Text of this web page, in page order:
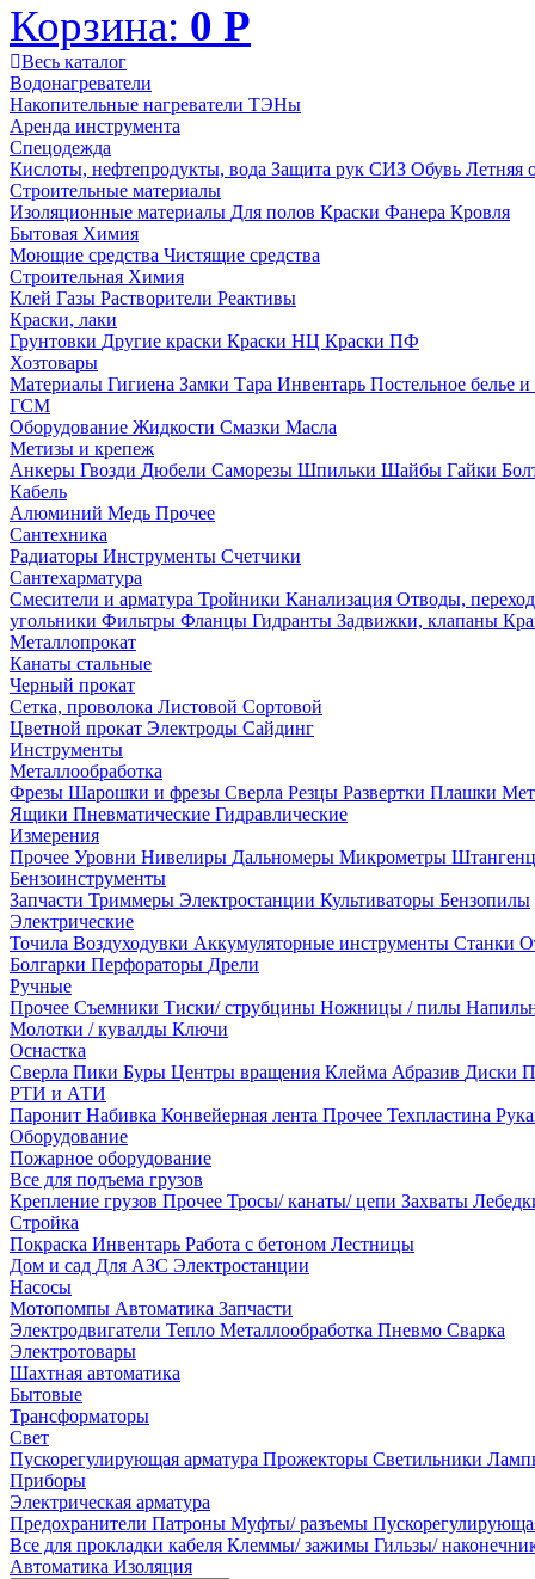
Корзина: 0 Р
Весь каталог
Водонагреватели
Накопительные нагреватели ТЭНы
Аренда инструмента
Спецодежда
Кислоты, нефтепродукты, вода Защита рук СИЗ Обувь Летняя
Строительные материалы
Изоляционные материалы Для полов Краски Фанера Кровля
Бытовая Химия
Моющие средства Чистящие средства
Строительная Химия
Клей Газы Растворители Реактивы
Краски, лаки
Грунтовки Другие краски Краски НЦ Краски ПФ
Хозтовары
Материалы Гигиена Замки Тара Инвентарь Постельное белье
ГСМ
Оборудование Жидкости Смазки Масла
Метизы и крепеж
Анкеры Гвозди Дюбели Саморезы Шпильки Шайбы Гайки
Кабель
Алюминий Медь Прочее
Сантехника
Радиаторы Инструменты Счетчики
Сантехарматура
Смесители и арматура Тройники Канализация Отводы,
угольники Фильтры Фланцы Гидранты Задвижки, клапаны
Металлопрокат
Канаты стальные
Черный прокат
Сетка, проволока Листовой Сортовой
Цветной прокат Электроды Сайдинг
Инструменты
Металлообработка
Фрезы Шарошки и фрезы Сверла Резцы Развертки Плашки
Ящики Пневматические Гидравлические
Измерения
Прочее Уровни Нивелиры Дальномеры Микрометры
Бензоинструменты
Запчасти Триммеры Электростанции Культиваторы Бензопилы
Электрические
Точила Воздуходувки Аккумуляторные инструменты Станки
Болгарки Перфораторы Дрели
Ручные
Прочее Съемники Тиски/ струбцины Ножницы / пилы
Молотки / кувалды Ключи
Оснастка
Сверла Пики Буры Центры вращения Клейма Абразив Диски
РТИ и АТИ
Паронит Набивка Конвейерная лента Прочее Техпластина
Оборудование
Пожарное оборудование
Все для подъема грузов
Крепление грузов Прочее Тросы/ канаты/ цепи Захваты
Стройка
Покраска Инвентарь Работа с бетоном Лестницы
Дом и сад Для АЗС Электростанции
Насосы
Мотопомпы Автоматика Запчасти
Электродвигатели Тепло Металлообработка Пневмо Сварка
Электротовары
Шахтная автоматика
Бытовые
Трансформаторы
Свет
Пускорегулирующая арматура Прожекторы Светильники
Приборы
Электрическая арматура
Предохранители Патроны Муфты/ разъемы
Все для прокладки кабеля Клеммы/ зажимы Гильзы/
Автоматика Изоляция